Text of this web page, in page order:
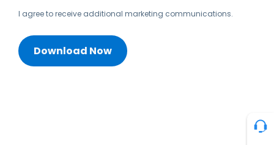
I agree to receive additional marketing communications.